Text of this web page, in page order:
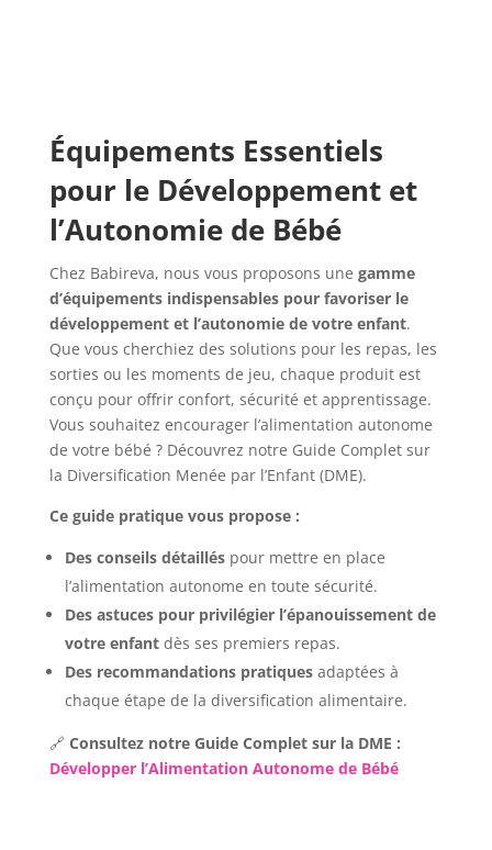
Équipements Essentiels
pour le Développement et
l’Autonomie de Bébé
Chez Babireva, nous vous proposons une gamme
d’équipements indispensables pour favoriser le
développement et l’autonomie de votre enfant.
Que vous cherchiez des solutions pour les repas, les
sorties ou les moments de jeu, chaque produit est
conçu pour offrir confort, sécurité et apprentissage.
Vous souhaitez encourager l’alimentation autonome
de votre bébé ? Découvrez notre Guide Complet sur
la Diversification Menée par l’Enfant (DME).
Ce guide pratique vous propose :
Des conseils détailléspour mettre en place
l’alimentation autonome en toute sécurité.
Des astuces pour privilégier l’épanouissement de
votre enfantdès ses premiers repas.
Des recommandations pratiquesadaptées à
chaque étape de la diversification alimentaire.
🔗 Consultez notre Guide Complet sur la DME :
Développer l’Alimentation Autonome de Bébé